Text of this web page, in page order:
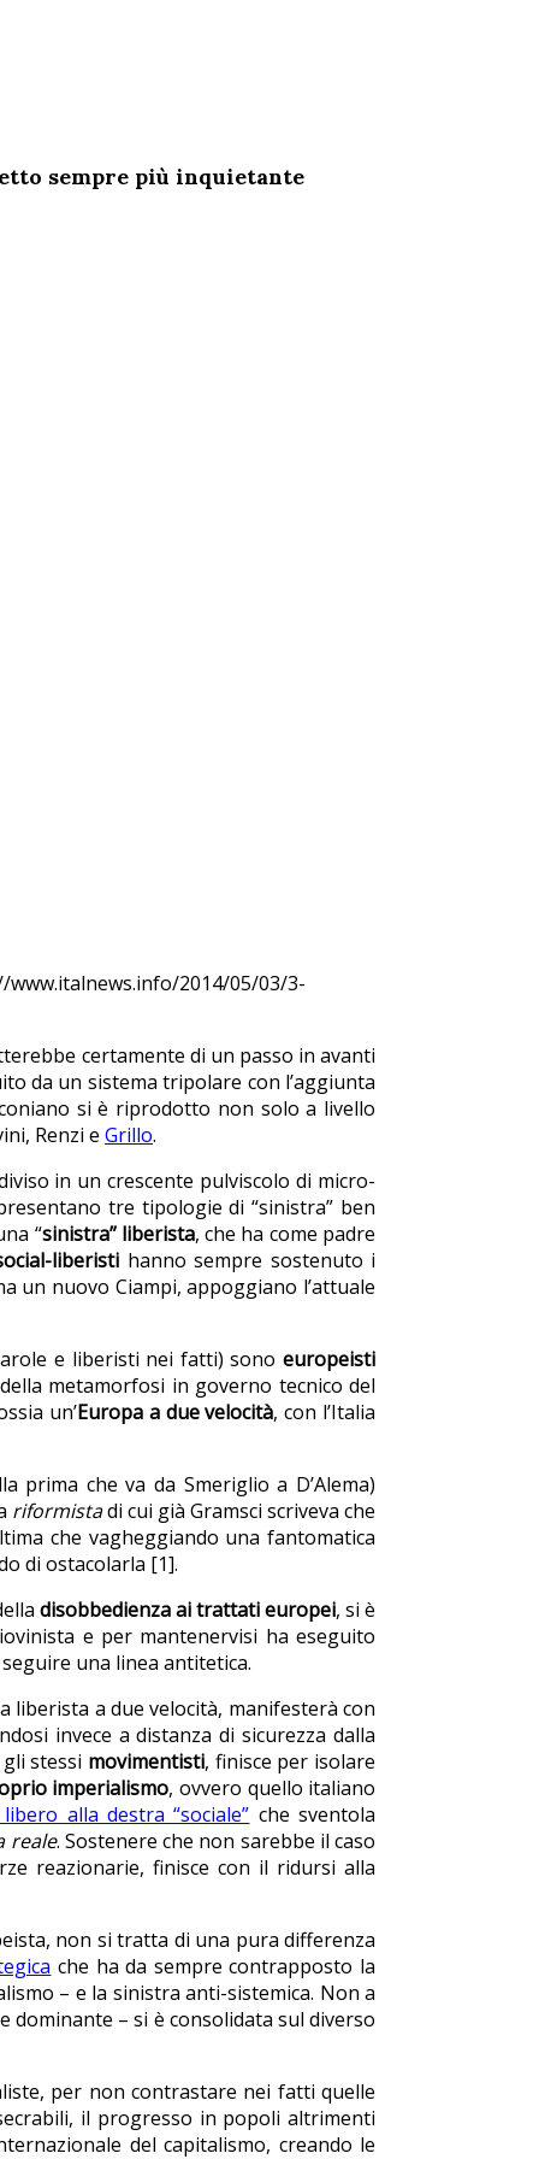
sempre più inquietante
www.italnews.info/2014/05/03/3-
certamente di un passo in avanti
da un sistema tripolare con l’aggiunta
si è riprodotto non solo a livello
Renzi e Grillo.
in un crescente pulviscolo di micro-
tre tipologie di “sinistra” ben
“sinistra” liberista, che ha come padre
liberisti hanno sempre sostenuto i
un nuovo Ciampi, appoggiano l’attuale
e liberisti nei fatti) sono europeisti
metamorfosi in governo tecnico del
un’Europa a due velocità, con l’Italia
che va da Smeriglio a D’Alema)
riformistadi cui già Gramsci scriveva che
che vagheggiando una fantomatica
di ostacolarla [1].
disobbedienza ai trattati europei, si è
e per mantenervisi ha eseguito
una linea antitetica.
liberista a due velocità, manifesterà con
invece a distanza di sicurezza dalla
stessi movimentisti, finisce per isolare
imperialismo, ovvero quello italiano
alla destra “sociale” che sventola
reale. Sostenere che non sarebbe il caso
reazionarie, finisce con il ridursi alla
non si tratta di una pura differenza
che ha da sempre contrapposto la
– e la sinistra anti-sistemica. Non a
dominante – si è consolidata sul diverso
per non contrastare nei fatti quelle
il progresso in popoli altrimenti
del capitalismo, creando le